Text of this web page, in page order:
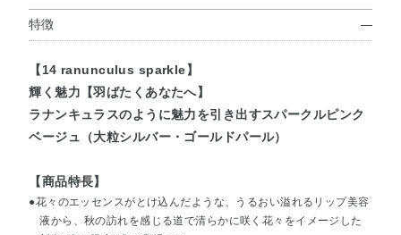
特徴
【14 ranunculus sparkle】
輝く魅力【羽ばたくあなたへ】
ラナンキュラスのように魅力を引き出すスパークルピンク
ベージュ（大粒シルバー・ゴールドパール）
【商品特長】
●花々のエッセンスがとけ込んだような、うるおい溢れるリップ美容
液から、秋の訪れを感じる道で清らかに咲く花々をイメージした